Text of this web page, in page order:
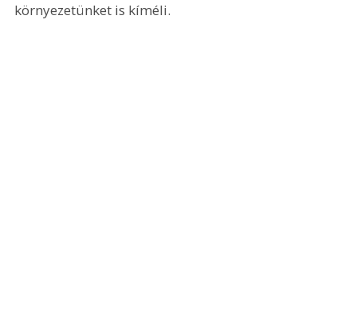
környezetünket is kíméli.